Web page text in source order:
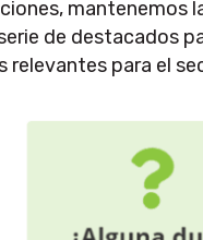
mantenemos
de destacados
relevantes para el